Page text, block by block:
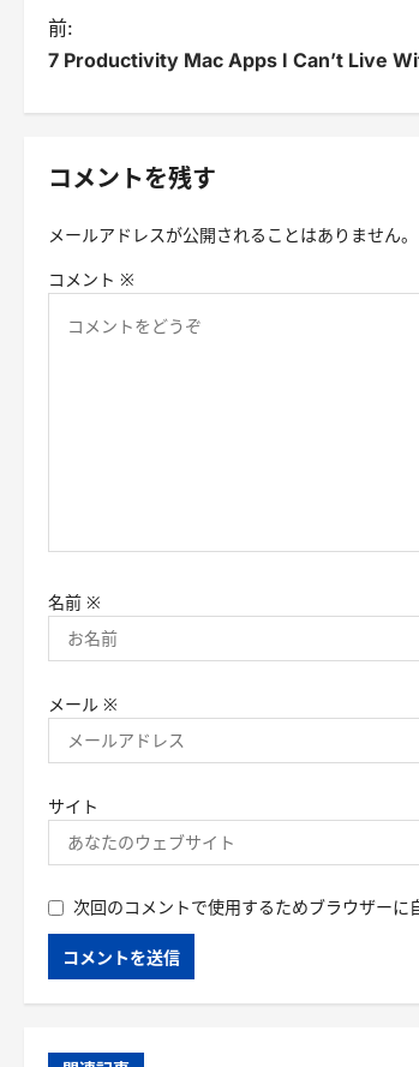
投
稿
ナ
ビ
ー
シ
ョ
前:
7 Productivity Mac Apps I Can’t Live
コメントを残す
メールアドレスが公開されることはありません。
コメント ※
名前 ※
メール ※
サイト
次回のコメントで使用するためブラウザーに